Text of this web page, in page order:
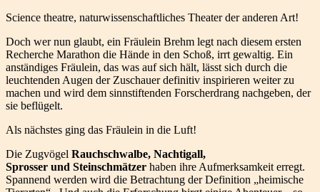
Science theatre, naturwissenschaftliches Theater der anderen Art!
Doch wer nun glaubt, ein Fräulein Brehm legt nach diesem ersten
Recherche Marathon die Hände in den Schoß, irrt gewaltig. Ein
anständiges Fräulein, das was auf sich hält, lässt sich durch die
leuchtenden Augen der Zuschauer definitiv inspirieren weiter zu
machen und wird dem sinnstiftenden Forscherdrang nachgeben, der
sie beflügelt.
Als nächstes ging das Fräulein in die Luft!
Die Zugvögel Rauchschwalbe, Nachtigall,
Sprosser und Steinschmätzer haben ihre Aufmerksamkeit erregt.
Spannend werden wird die Betrachtung der Definition „heimische